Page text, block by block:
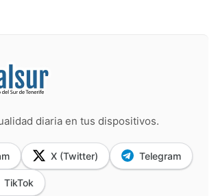
diaria en tus dispositivos.
X (Twitter) Telegram
TikTok